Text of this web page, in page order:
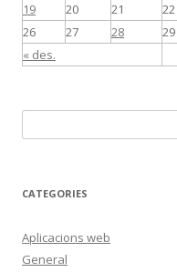
« des.
19
20 21 22
26
27 28 29
e
c
CATEGORIES
Aplicacions web
General